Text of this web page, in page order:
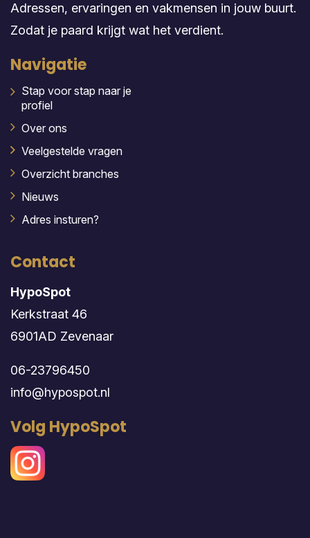
Adressen, ervaringen en vakmensen in jouw buurt.
Zodat je paard krijgt wat het verdient.
Navigatie
Stap voor stap naar je
profiel
Over ons
Veelgestelde vragen
Overzicht branches
Nieuws
Adres insturen?
Contact
HypoSpot
Kerkstraat 46
6901AD Zevenaar
06-23796450
info@hypospot.nl
Volg HypoSpot